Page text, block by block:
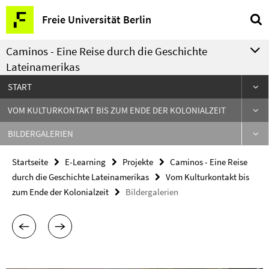
Springe
direkt
zu
Inhalt
Freie Universität Berlin
Service-
Navigation
Caminos - Eine Reise durch die Geschichte
Lateinamerikas
START
VOM KULTURKONTAKT BIS ZUM ENDE DER KOLONIALZEIT
BILDERGALERIEN
Startseite E-Learning Projekte
Caminos - Eine Reise
durch die Geschichte Lateinamerikas
Vom Kulturkontakt bis
zum Ende der Kolonialzeit
Bildergalerien